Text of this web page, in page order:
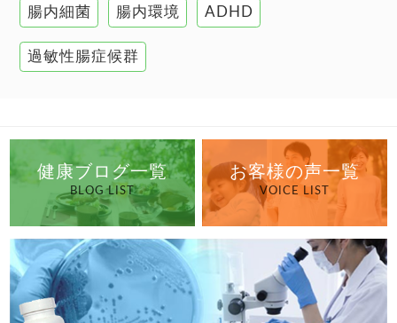
高血圧
腸内細菌 腸内環境 ADHD
過敏性腸症候群
健康ブログ一覧
BLOG LIST
お客様の声一覧
VOICE LIST